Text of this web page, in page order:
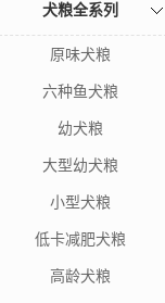
犬粮全系列
原味犬粮
六种鱼犬粮
幼犬粮
大型幼犬粮
小型犬粮
低卡减肥犬粮
高龄犬粮